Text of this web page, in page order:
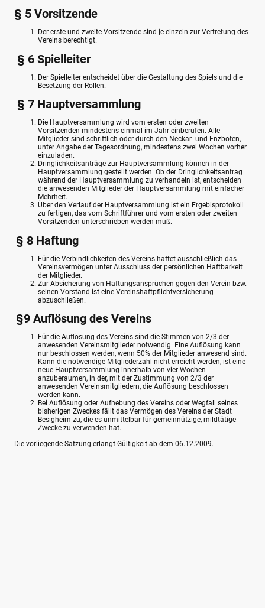
§ 5 Vorsitzende
Der erste und zweite Vorsitzende sind je einzeln zur Vertretung des
Vereins berechtigt.
§ 6 Spielleiter
Der Spielleiter entscheidet über die Gestaltung des Spiels und die
Besetzung der Rollen.
§ 7 Hauptversammlung
Die Hauptversammlung wird vom ersten oder zweiten
Vorsitzenden mindestens einmal im Jahr einberufen. Alle
Mitglieder sind schriftlich oder durch den Neckar- und Enzboten,
unter Angabe der Tagesordnung, mindestens zwei Wochen vorher
einzuladen.
Dringlichkeitsanträge zur Hauptversammlung können in der
Hauptversammlung gestellt werden. Ob der Dringlichkeitsantrag
während der Hauptversammlung zu verhandeln ist, entscheiden
die anwesenden Mitglieder der Hauptversammlung mit einfacher
Mehrheit.
Über den Verlauf der Hauptversammlung ist ein Ergebisprotokoll
zu fertigen, das vom Schriftführer und vom ersten oder zweiten
Vorsitzenden unterschrieben werden muß.
§ 8 Haftung
Für die Verbindlichkeiten des Vereins haftet ausschließlich das
Vereinsvermögen unter Ausschluss der persönlichen Haftbarkeit
der Mitglieder.
Zur Absicherung von Haftungsansprüchen gegen den Verein bzw.
seinen Vorstand ist eine Vereinshaftpflichtversicherung
abzuschließen.
§9 Auflösung des Vereins
Für die Auflösung des Vereins sind die Stimmen von 2/3 der
anwesenden Vereinsmitglieder notwendig. Eine Auflösung kann
nur beschlossen werden, wenn 50% der Mitglieder anwesend sind.
Kann die notwendige Mitgliederzahl nicht erreicht werden, ist eine
neue Hauptversammlung innerhalb von vier Wochen
anzuberaumen, in der, mit der Zustimmung von 2/3 der
anwesenden Vereinsmitgliedern, die Auflösung beschlossen
werden kann.
Bei Auflösung oder Aufhebung des Vereins oder Wegfall seines
bisherigen Zweckes fällt das Vermögen des Vereins der Stadt
Besigheim zu, die es unmittelbar für gemeinnützige, mildtätige
Zwecke zu verwenden hat.
Die vorliegende Satzung erlangt Gültigkeit ab dem 06.12.2009.